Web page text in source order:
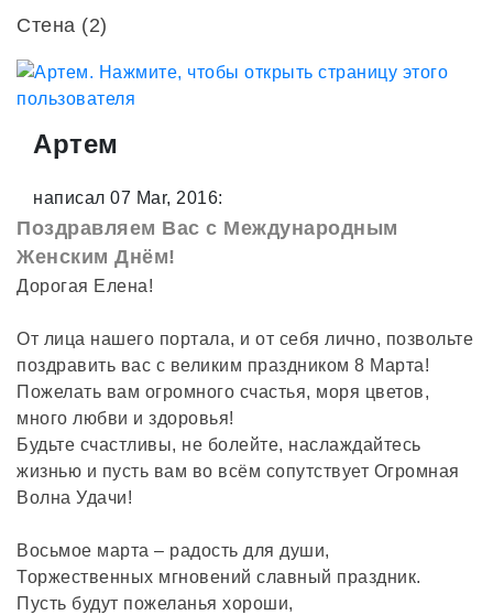
Стена (2)
Артем
написал 07 Mar, 2016:
Поздравляем Вас с Международным
Женским Днём!
Дорогая Елена!
От лица нашего портала, и от себя лично, позвольте
поздравить вас с великим праздником 8 Марта!
Пожелать вам огромного счастья, моря цветов,
много любви и здоровья!
Будьте счастливы, не болейте, наслаждайтесь
жизнью и пусть вам во всём сопутствует Огромная
Волна Удачи!
Восьмое марта – радость для души,
Торжественных мгновений славный праздник.
Пусть будут пожеланья хороши,